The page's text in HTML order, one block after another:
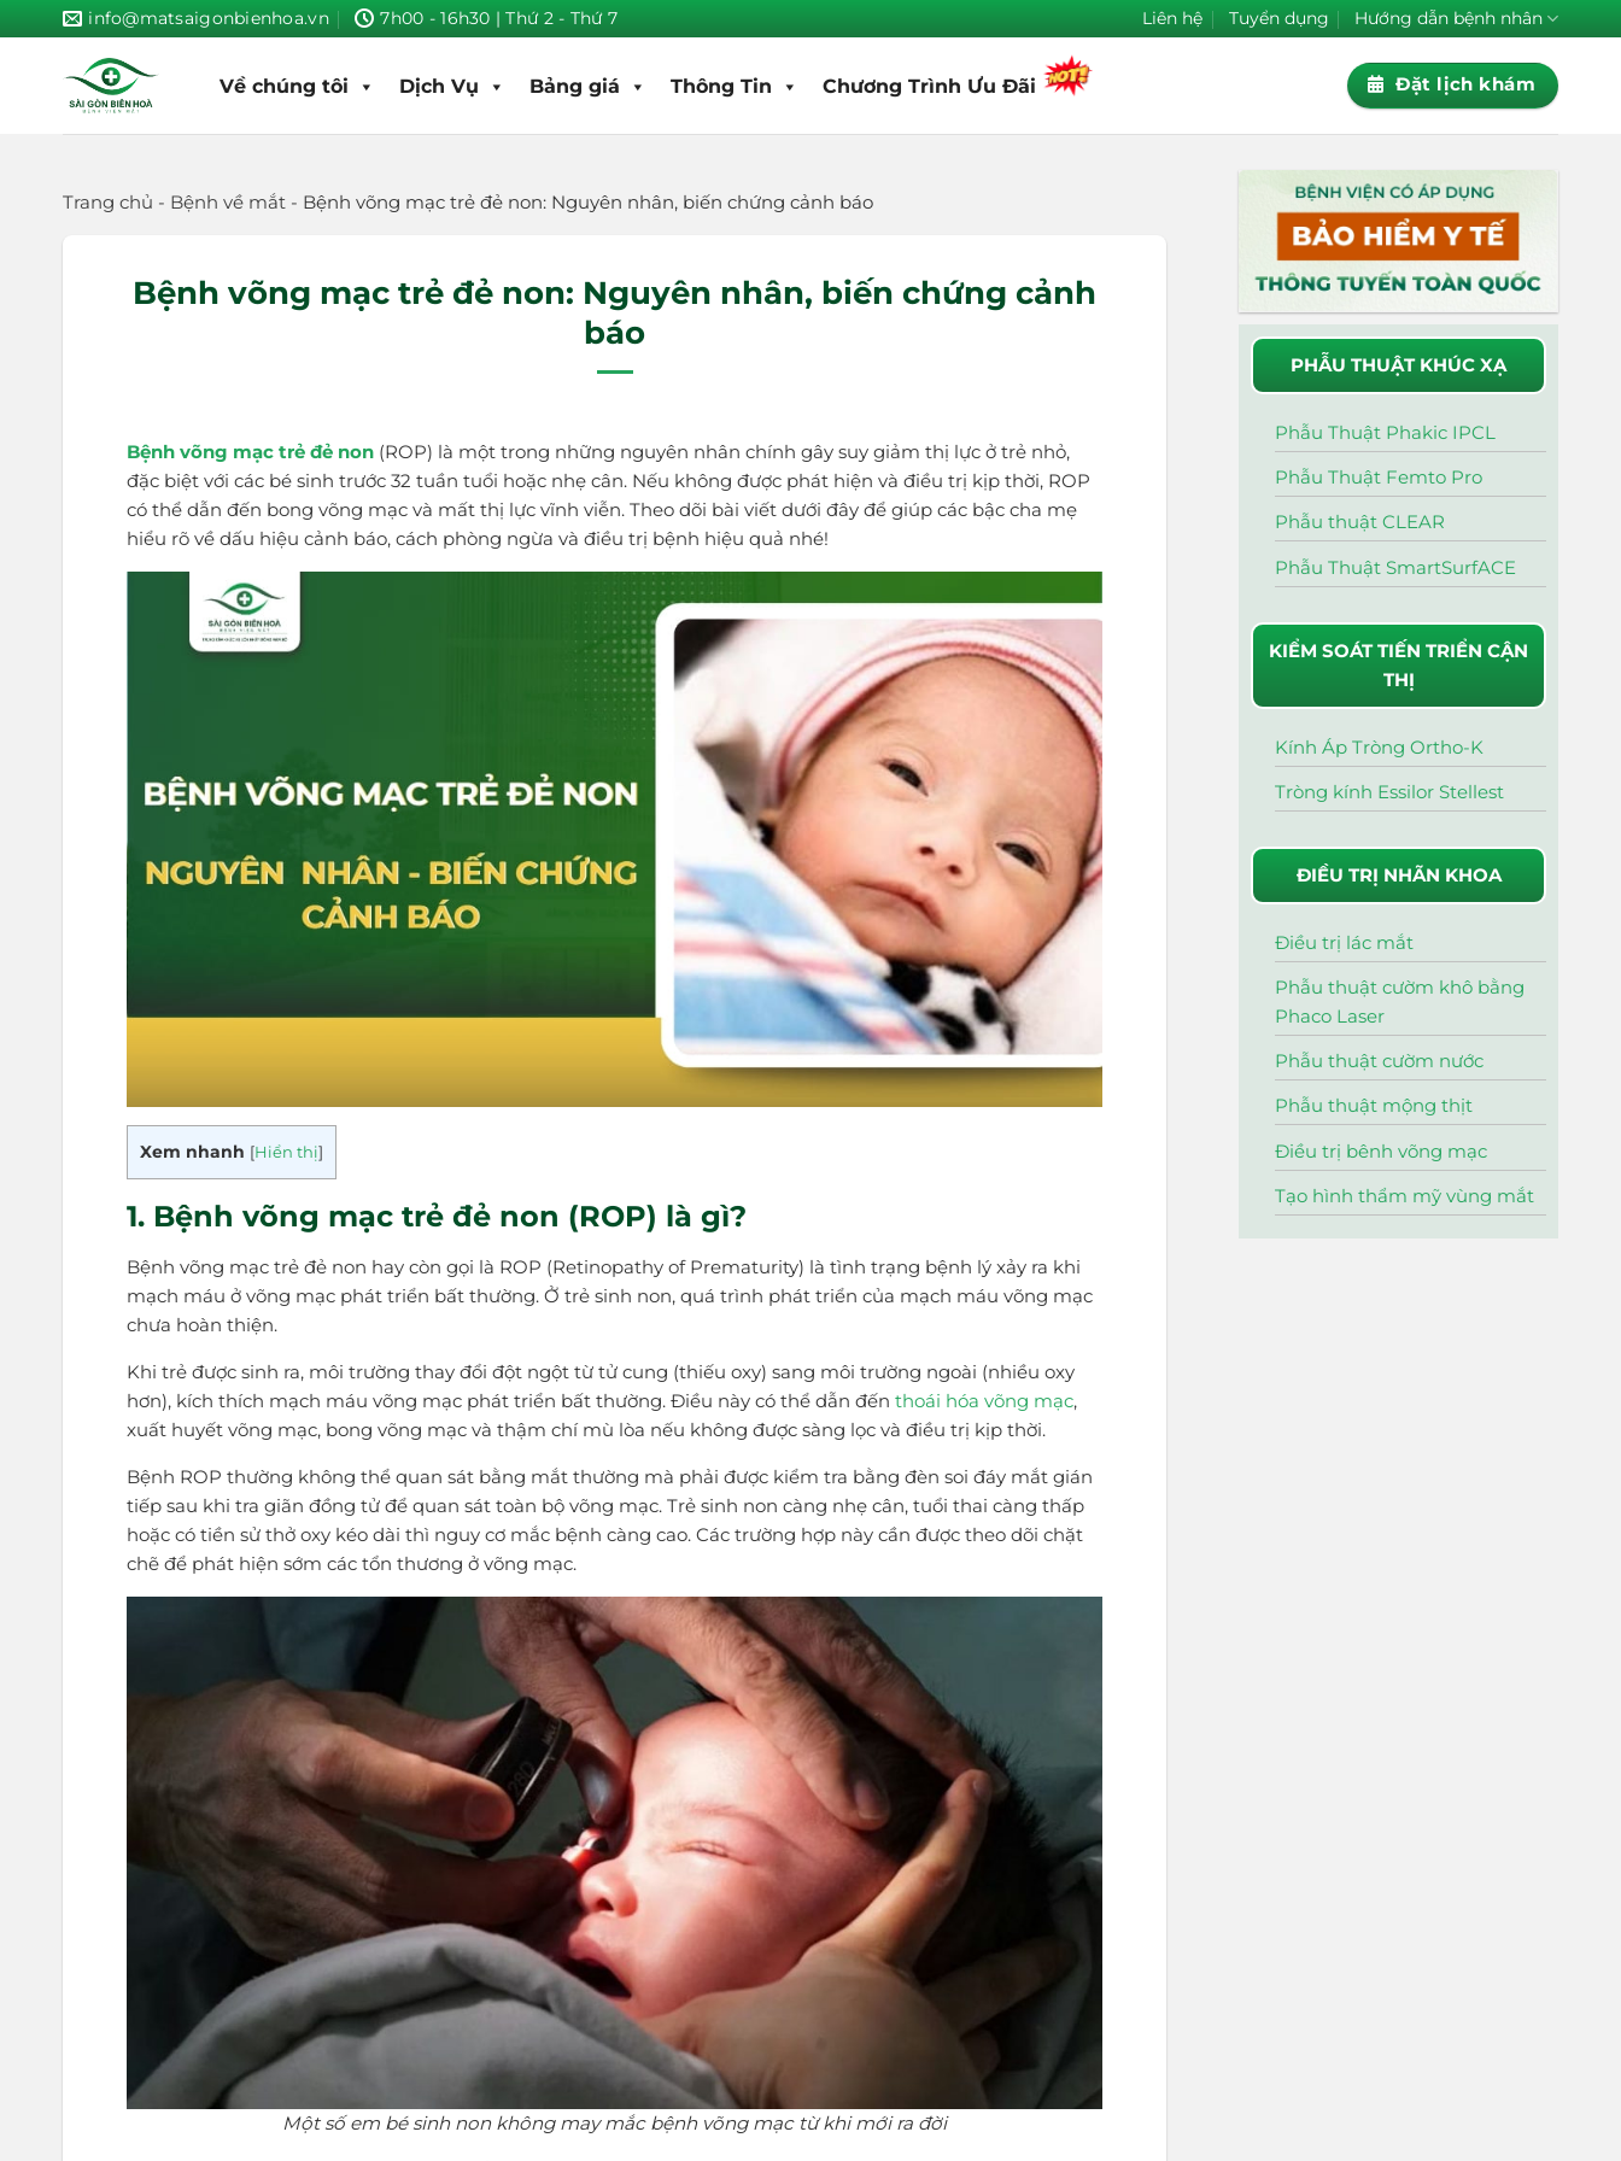
to
content
info@matsaigonbienhoa.vn 7h00 - 16h30 | Thứ 2 - Thứ 7 Liên hệ Tuyển dụng Hướng dẫn bệnh nhân
Về chúng tôi Dịch Vụ Bảng giá Thông Tin Chương Trình Ưu Đãi Đặt lịch khám
Trang chủ - Bệnh về mắt - Bệnh võng mạc trẻ đẻ non: Nguyên nhân, biến chứng cảnh báo
Bệnh võng mạc trẻ đẻ non: Nguyên nhân, biến chứng cảnh
báo
Bệnh võng mạc trẻ đẻ non (ROP) là một trong những nguyên nhân chính gây suy giảm thị lực ở trẻ nhỏ,
đặc biệt với các bé sinh trước 32 tuần tuổi hoặc nhẹ cân. Nếu không được phát hiện và điều trị kịp thời, ROP
có thể dẫn đến bong võng mạc và mất thị lực vĩnh viễn. Theo dõi bài viết dưới đây để giúp các bậc cha mẹ
hiểu rõ về dấu hiệu cảnh báo, cách phòng ngừa và điều trị bệnh hiệu quả nhé!
Xem nhanh [Hiển thị]
1. Bệnh võng mạc trẻ đẻ non (ROP) là gì?
Bệnh võng mạc trẻ đẻ non hay còn gọi là ROP (Retinopathy of Prematurity) là tình trạng bệnh lý xảy ra khi
mạch máu ở võng mạc phát triển bất thường. Ở trẻ sinh non, quá trình phát triển của mạch máu võng mạc
chưa hoàn thiện.
Khi trẻ được sinh ra, môi trường thay đổi đột ngột từ tử cung (thiếu oxy) sang môi trường ngoài (nhiều oxy
hơn), kích thích mạch máu võng mạc phát triển bất thường. Điều này có thể dẫn đếnthoái hóa võng mạc,
xuất huyết võng mạc, bong võng mạc và thậm chí mù lòa nếu không được sàng lọc và điều trị kịp thời.
Bệnh ROP thường không thể quan sát bằng mắt thường mà phải được kiểm tra bằng đèn soi đáy mắt gián
tiếp sau khi tra giãn đồng tử để quan sát toàn bộ võng mạc. Trẻ sinh non càng nhẹ cân, tuổi thai càng thấp
hoặc có tiền sử thở oxy kéo dài thì nguy cơ mắc bệnh càng cao. Các trường hợp này cần được theo dõi chặt
chẽ để phát hiện sớm các tổn thương ở võng mạc.
Một số em bé sinh non không may mắc bệnh võng mạc từ khi mới ra đời
PHẪU THUẬT KHÚC XẠ
Phẫu Thuật Phakic IPCL
Phẫu Thuật Femto Pro
Phẫu thuật CLEAR
Phẫu Thuật SmartSurfACE
KIỂM SOÁT TIẾN TRIỂN CẬN
THỊ
Kính Áp Tròng Ortho-K
Tròng kính Essilor Stellest
ĐIỀU TRỊ NHÃN KHOA
Điều trị lác mắt
Phẫu thuật cườm khô bằng
Phaco Laser
Phẫu thuật cườm nước
Phẫu thuật mộng thịt
Điều trị bênh võng mạc
Tạo hình thẩm mỹ vùng mắt